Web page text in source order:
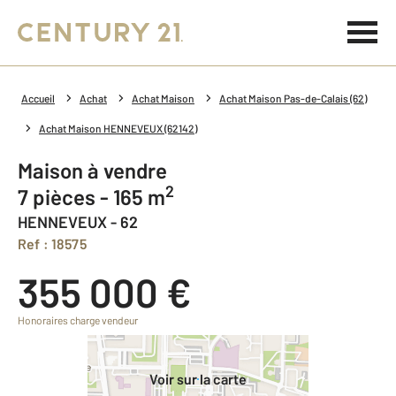
Accueil Achat Achat Maison Achat Maison Pas-de-Calais (62)
Achat Maison HENNEVEUX (62142)
Maison à vendre
7 pièces - 165 m2
HENNEVEUX - 62
Ref : 18575
355 000 €
Honoraires charge vendeur
Voir sur la carte